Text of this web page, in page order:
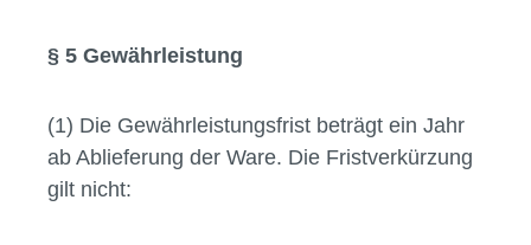
§ 5 Gewährleistung
(1) Die Gewährleistungsfrist beträgt ein Jahr
ab Ablieferung der Ware. Die Fristverkürzung
gilt nicht: